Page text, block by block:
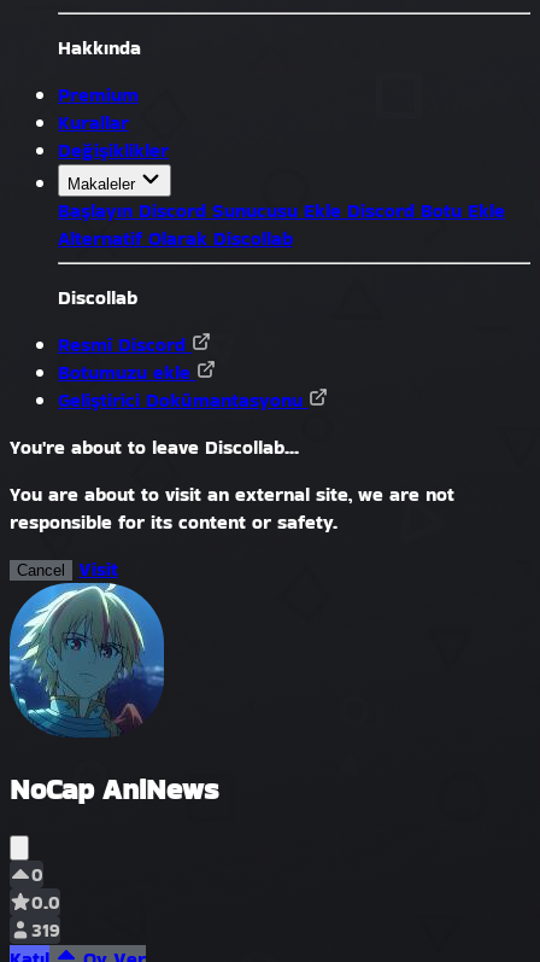
Hakkında
Premium
Kurallar
Değişiklikler
Makaleler
Başlayın Discord Sunucusu Ekle Discord Botu Ekle
Alternatif Olarak Discollab
Discollab
Resmî Discord
Botumuzu ekle
Geliştirici Dokümantasyonu
You're about to leave Discollab...
You are about to visit an external site, we are not
responsible for its content or safety.
Cancel Visit
NoCap AniNews
0
0.0
319